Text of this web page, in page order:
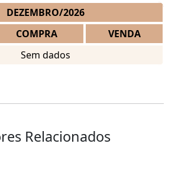
DEZEMBRO/2026
COMPRA
VENDA
Sem dados
Relacionados